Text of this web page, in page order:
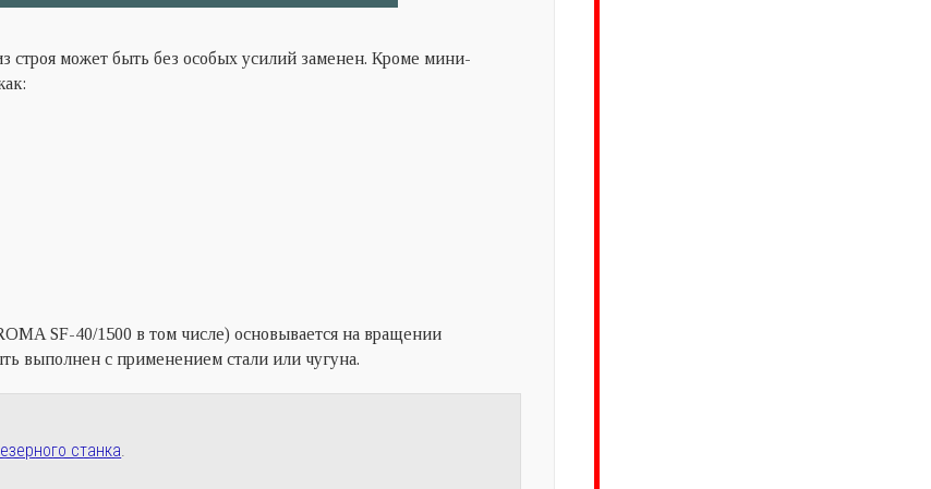
строя может быть без особых усилий заменен. Кроме мини-
SF-40/1500 в том числе) основывается на вращении
выполнен с применением стали или чугуна.
станка.